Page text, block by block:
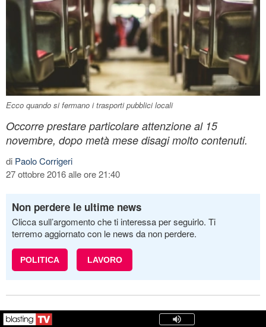
Ecco quando si fermano i trasporti pubblici locali
Occorre prestare particolare attenzione al 15
novembre, dopo metà mese disagi molto contenuti.
di Paolo Corrigeri
27 ottobre 2016 alle ore 21:40
Non perdere le ultime news
Clicca sull’argomento che ti interessa per seguirlo. Ti
terremo aggiornato con le news da non perdere.
POLITICA LAVORO